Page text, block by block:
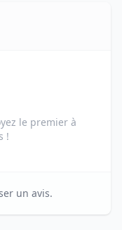
le premier à
!
un avis.